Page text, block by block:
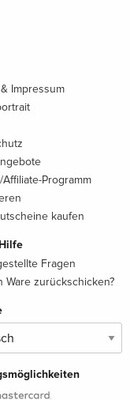
Impressum
Affiliate-Programm
kaufen
Fragen
Ware zurückschicken?